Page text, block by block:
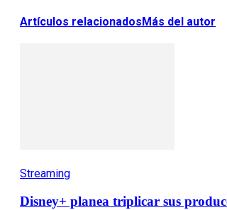
Artículos relacionadosMás del autor
Streaming
Disney+ planea triplicar sus